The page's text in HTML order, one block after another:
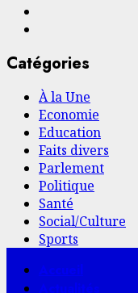
Catégories
À la Une
Economie
Education
Faits divers
Parlement
Politique
Santé
Social/Culture
Sports
Menu
principal
Accueil
Actualités